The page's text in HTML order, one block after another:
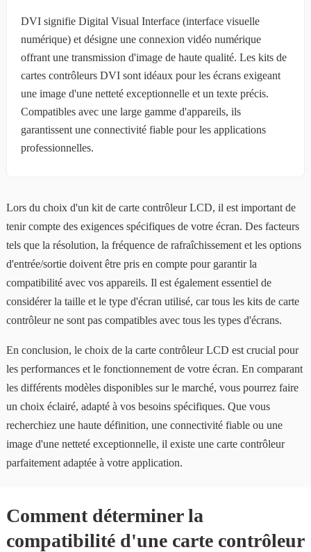
DVI signifie Digital Visual Interface (interface visuelle
numérique) et désigne une connexion vidéo numérique
offrant une transmission d'image de haute qualité. Les kits de
cartes contrôleurs DVI sont idéaux pour les écrans exigeant
une image d'une netteté exceptionnelle et un texte précis.
Compatibles avec une large gamme d'appareils, ils
garantissent une connectivité fiable pour les applications
professionnelles.
Lors du choix d'un kit de carte contrôleur LCD, il est important de
tenir compte des exigences spécifiques de votre écran. Des facteurs
tels que la résolution, la fréquence de rafraîchissement et les options
d'entrée/sortie doivent être pris en compte pour garantir la
compatibilité avec vos appareils. Il est également essentiel de
considérer la taille et le type d'écran utilisé, car tous les kits de carte
contrôleur ne sont pas compatibles avec tous les types d'écrans.
En conclusion, le choix de la carte contrôleur LCD est crucial pour
les performances et le fonctionnement de votre écran. En comparant
les différents modèles disponibles sur le marché, vous pourrez faire
un choix éclairé, adapté à vos besoins spécifiques. Que vous
recherchiez une haute définition, une connectivité fiable ou une
image d'une netteté exceptionnelle, il existe une carte contrôleur
parfaitement adaptée à votre application.
Comment déterminer la
compatibilité d'une carte contrôleur